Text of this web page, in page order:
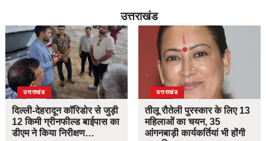
उत्तराखंड
उत्तराखंड
दिल्ली-देहरादून कॉरिडोर से जुड़ी
12 किमी ग्रीनफील्ड बाईपास का
डीएम ने किया निरीक्षण…
उत्तराखंड
तीलू रौतेली पुरस्कार के लिए 13
महिलाओं का चयन, 35
आंगनबाड़ी कार्यकर्तियां भी होंगी